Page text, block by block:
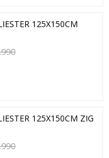
125X150CM
125X150CM ZIG